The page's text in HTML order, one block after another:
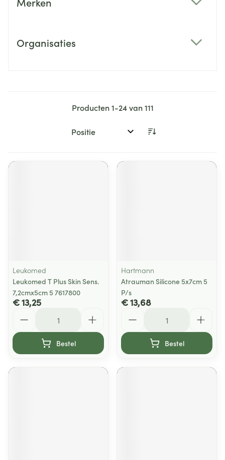
Organisaties
Producten1-24van111
Sorteer op:
Leukomed
Leukomed T Plus Skin Sens.
7,2cmx5cm 5 7617800
€ 13,25
Bestel
Hartmann
Atrauman Silicone 5x7cm 5
P/s
€ 13,68
Bestel